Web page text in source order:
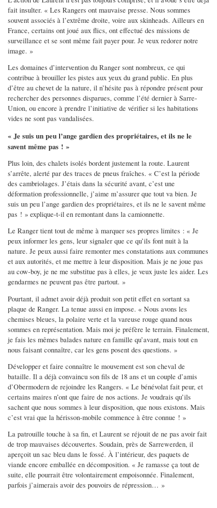
fait insulter. « Les Rangers ont mauvaise presse. Nous sommes
souvent associés à l’extrême droite, voire aux skinheads. Ailleurs en
France, certains ont joué aux flics, ont effectué des missions de
surveillance et se sont même fait payer pour. Je veux redorer notre
image. »
Les domaines d’intervention du Ranger sont nombreux, ce qui
contribue à brouiller les pistes aux yeux du grand public. En plus
d’être au chevet de la nature, il n’hésite pas à répondre présent pour
rechercher des personnes disparues, comme l’été dernier à Sarre-
Union, ou encore à prendre l’initiative de vérifier si les habitations
vides ne sont pas vandalisées.
« Je suis un peu l’ange gardien des propriétaires, et ils ne le
savent même pas ! »
Plus loin, des chalets isolés bordent justement la route. Laurent
s’arrête, alerté par des traces de pneus fraîches. « C’est la période
des cambriolages. J’étais dans la sécurité avant, c’est une
déformation professionnelle, j’aime m’assurer que tout va bien. Je
suis un peu l’ange gardien des propriétaires, et ils ne le savent même
pas ! » explique-t-il en remontant dans la camionnette.
Le Ranger tient tout de même à marquer ses propres limites : « Je
peux informer les gens, leur signaler que ce qu’ils font nuit à la
nature. Je peux aussi faire remonter mes constatations aux communes
et aux autorités, et me mettre à leur disposition. Mais je ne joue pas
au cow-boy, je ne me substitue pas à elles, je veux juste les aider. Les
gendarmes ne peuvent pas être partout. »
Pourtant, il admet avoir déjà produit son petit effet en sortant sa
plaque de Ranger. La tenue aussi en impose. « Nous avons les
chemises bleues, la polaire verte et la vareuse rouge quand nous
sommes en représentation. Mais moi je préfère le terrain. Finalement,
je fais les mêmes balades nature en famille qu’avant, mais tout en
nous faisant connaître, car les gens posent des questions. »
Développer et faire connaître le mouvement est son cheval de
bataille. Il a déjà convaincu son fils de 18 ans et un couple d’amis
d’Obermodern de rejoindre les Rangers. « Le bénévolat fait peur, et
certains maires n’ont que faire de nos actions. Je voudrais qu’ils
sachent que nous sommes à leur disposition, que nous existons. Mais
c’est vrai que la hérisson-mobile commence à être connue ! »
La patrouille touche à sa fin, et Laurent se réjouit de ne pas avoir fait
de trop mauvaises découvertes. Soudain, près de Sarrewerden, il
aperçoit un sac bleu dans le fossé. À l’intérieur, des paquets de
viande encore emballée en décomposition. « Je ramasse ça tout de
suite, elle pourrait être volontairement empoisonnée. Finalement,
parfois j’aimerais avoir des pouvoirs de répression… »